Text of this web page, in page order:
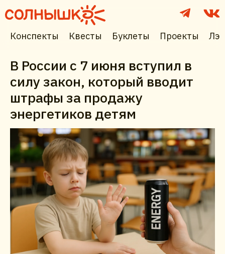
Конспекты Квесты Буклеты Проекты
В России с 7 июня вступил в
силу закон, который вводит
штрафы за продажу
энергетиков детям